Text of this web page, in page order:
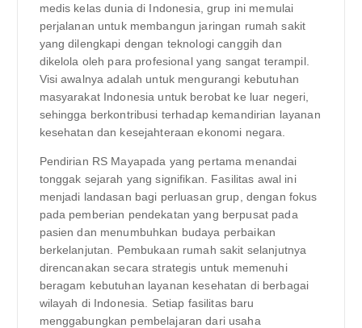
medis kelas dunia di Indonesia, grup ini memulai
perjalanan untuk membangun jaringan rumah sakit
yang dilengkapi dengan teknologi canggih dan
dikelola oleh para profesional yang sangat terampil.
Visi awalnya adalah untuk mengurangi kebutuhan
masyarakat Indonesia untuk berobat ke luar negeri,
sehingga berkontribusi terhadap kemandirian layanan
kesehatan dan kesejahteraan ekonomi negara.
Pendirian RS Mayapada yang pertama menandai
tonggak sejarah yang signifikan. Fasilitas awal ini
menjadi landasan bagi perluasan grup, dengan fokus
pada pemberian pendekatan yang berpusat pada
pasien dan menumbuhkan budaya perbaikan
berkelanjutan. Pembukaan rumah sakit selanjutnya
direncanakan secara strategis untuk memenuhi
beragam kebutuhan layanan kesehatan di berbagai
wilayah di Indonesia. Setiap fasilitas baru
menggabungkan pembelajaran dari usaha